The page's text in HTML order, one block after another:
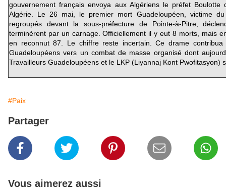
gouvernement français envoya aux Algériens le préfet
Algérie. Le 26 mai, le premier mort Guadeloupéen, victime
regroupés devant la sous-préfecture de Pointe-à-Pitre,
terminèrent par un carnage. Officiellement il y eut 8 morts, mais
en reconnut 87. Le chiffre reste incertain. Ce drame
Guadeloupéens vers un combat de masse organisé dont
Travailleurs Guadeloupéens et le LKP (Liyannaj Kont Pwofitasyon)
#Paix
Partager
Vous aimerez aussi